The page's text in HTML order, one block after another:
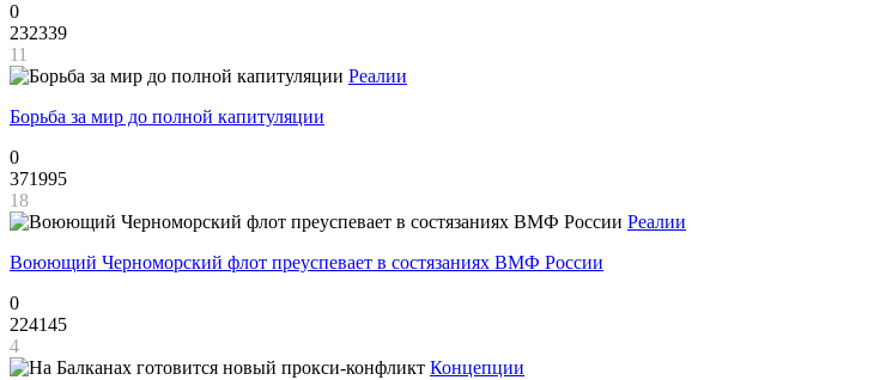
0
232339
11
Реалии
Борьба за мир до полной капитуляции
0
371995
18
Реалии
Воюющий Черноморский флот преуспевает в состязаниях ВМФ России
0
224145
4
Концепции